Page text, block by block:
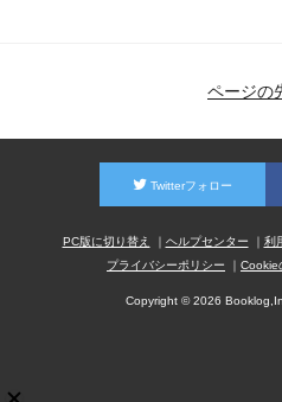
ページの
Twitterフォロー
PC版に切り替え ヘルプセンター 利
プライバシーポリシー
Cookie
Copyright © 2026